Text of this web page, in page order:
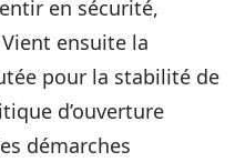
en sécurité,
ensuite la
pour la stabilité de
d’ouverture
démarches